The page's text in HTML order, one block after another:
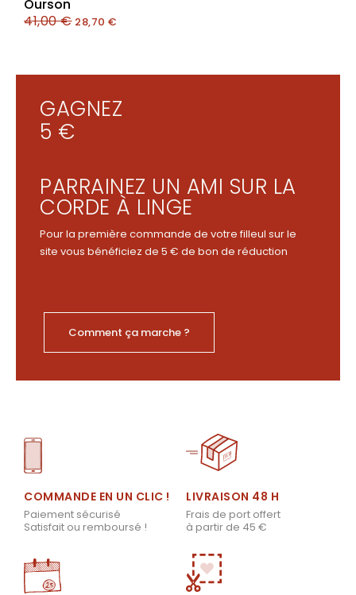
Ourson
41,00€ 28,70 €
GAGNEZ
5 €
PARRAINEZ UN AMI SUR LA
CORDE À LINGE
Pour la première commande de votre filleul sur le
site vous bénéficiez de 5 € de bon de réduction
Comment ça marche ?
COMMANDE EN UN CLIC !
Paiement sécurisé
Satisfait ou remboursé !
LIVRAISON 48 H
Frais de port offert
à partir de 45 €